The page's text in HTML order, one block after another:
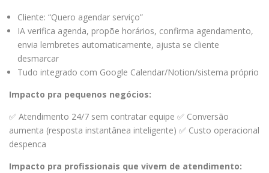
Cliente: “Quero agendar serviço”
IA verifica agenda, propõe horários, confirma agendamento,
envia lembretes automaticamente, ajusta se cliente
desmarcar
Tudo integrado com Google Calendar/Notion/sistema próprio
Impacto pra pequenos negócios:
✅ Atendimento 24/7 sem contratar equipe ✅ Conversão
aumenta (resposta instantânea inteligente) ✅ Custo operacional
despenca
Impacto pra profissionais que vivem de atendimento: